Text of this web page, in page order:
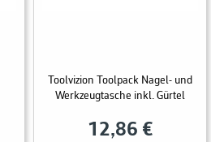
Toolvizion Toolpack Nagel- und
Werkzeugtasche inkl. Gürtel
12,86 €